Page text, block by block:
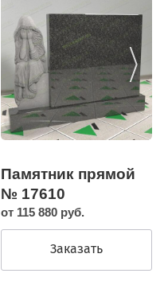
Памятник прямой
№ 17610
от 115 880 руб.
Заказать